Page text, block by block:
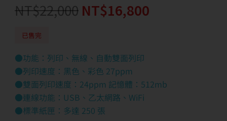
NT$22,000 NT$16,800
已售完
●功能：列印、無線、自動雙面列印
●列印速度：黑色、彩色 27ppm
●雙面列印速度：24ppm 記憶體：512mb
●連線功能：USB、乙太網路、WiFi
●標準紙匣：多達 250 張